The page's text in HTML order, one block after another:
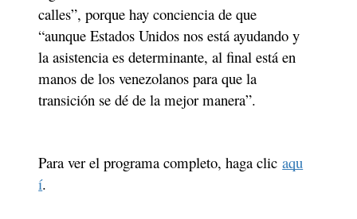
calles”, porque hay conciencia de que
“aunque Estados Unidos nos está ayudando y
la asistencia es determinante, al final está en
manos de los venezolanos para que la
transición se dé de la mejor manera”.
Para ver el programa completo, haga clic aqu
í.